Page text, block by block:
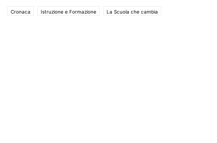
Cronaca Istruzione e Formazione La Scuola che cambia